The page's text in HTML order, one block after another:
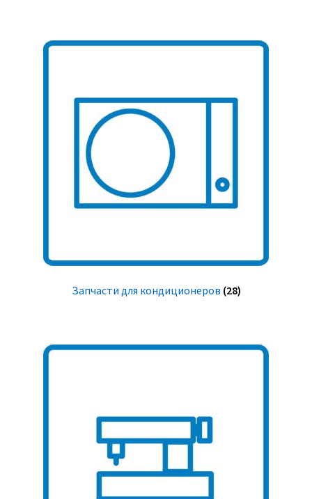
Запчасти для кондиционеров (28)